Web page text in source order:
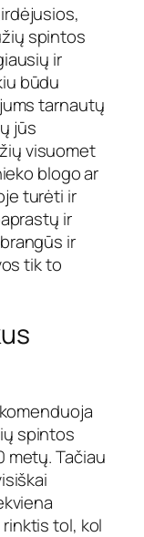
spintos
ir
būdu
tarnautų
jūs
visuomet
blogo ar
turėti ir
ir
ir
tik to
spintos
metų. Tačiau
tol, kol